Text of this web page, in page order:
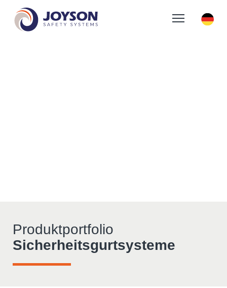
Produktportfolio
Sicherheitsgurtsysteme